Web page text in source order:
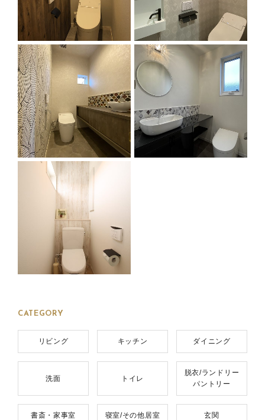
CATEGORY
リビング キッチン ダイニング
洗面 トイレ
脱衣/ランドリー
パントリー
書斎・家事室 寝室/その他居室 玄関